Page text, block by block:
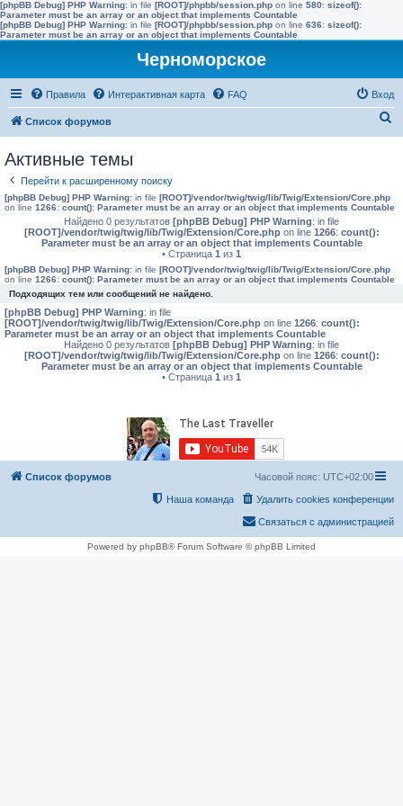
[phpBB Debug] PHP Warning: in file [ROOT]/phpbb/session.php on line 580: sizeof():
Parameter must be an array or an object that implements Countable
[phpBB Debug] PHP Warning: in file [ROOT]/phpbb/session.php on line 636: sizeof():
Parameter must be an array or an object that implements Countable
Черноморское
Правила Интерактивная карта FAQ Вход
Список форумов
к
Активные темы
Перейти к расширенному поиску
[phpBB Debug] PHP Warning: in file [ROOT]/vendor/twig/twig/lib/Twig/Extension/Core.php
on line 1266: count(): Parameter must be an array or an object that implements Countable
Найдено 0 результатов [phpBB Debug] PHP Warning: in file
[ROOT]/vendor/twig/twig/lib/Twig/Extension/Core.phpon line 1266: count():
Parameter must be an array or an object that implements Countable
• Страница 1 из 1
[phpBB Debug] PHP Warning: in file [ROOT]/vendor/twig/twig/lib/Twig/Extension/Core.php
on line 1266: count(): Parameter must be an array or an object that implements Countable
Подходящих тем или сообщений не найдено.
[phpBB Debug] PHP Warning: in file
[ROOT]/vendor/twig/twig/lib/Twig/Extension/Core.php on line 1266: count():
Parameter must be an array or an object that implements Countable
Найдено 0 результатов [phpBB Debug] PHP Warning: in file
[ROOT]/vendor/twig/twig/lib/Twig/Extension/Core.phpon line 1266: count():
Parameter must be an array or an object that implements Countable
• Страница 1 из 1
Список форумов Часовой пояс: UTC+02:00
Удалить cookies конференции
Наша команда
Связаться с администрацией
Powered by phpBB® Forum Software © phpBB Limited